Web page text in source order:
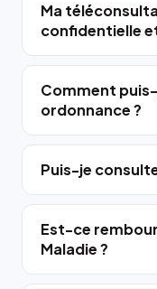
Ma
confidentielle
Comment
ordonnance ?
Puis-je
Est-ce
Maladie ?